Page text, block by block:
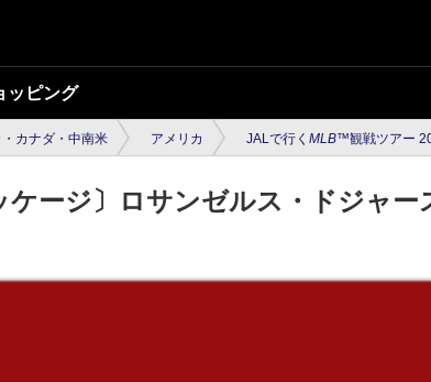
ッピング
カナダ・中南米 アメリカ JALで行く MLB™観戦ツアー
ケージ〕ロサンゼルス・ドジャ